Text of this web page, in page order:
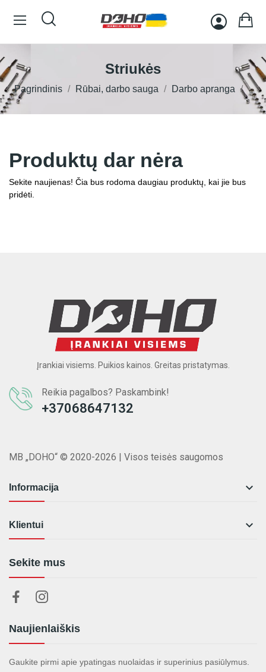
Striukės
Pagrindinis Rūbai, darbo sauga Darbo apranga
Produktų dar nėra
Sekite naujienas! Čia bus rodoma daugiau produktų, kai jie bus
pridėti.
Įrankiai visiems. Puikios kainos. Greitas pristatymas.
Reikia pagalbos? Paskambink!
+37068647132
MB „DOHO“ © 2020-2026 | Visos teisės saugomos
Informacija 
Klientui 
Sekite mus
Naujienlaiškis
Gaukite pirmi apie ypatingas nuolaidas ir superinius pasiūlymus.